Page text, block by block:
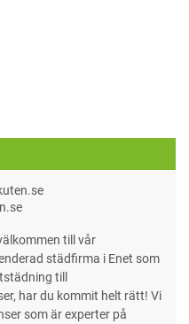
till vår
städfirma i Enet som
till
har du kommit helt rätt! Vi
som är experter på